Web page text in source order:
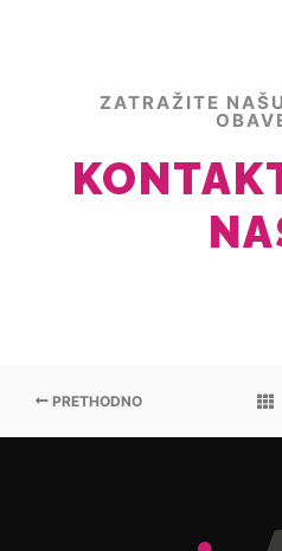
ZATRAŽITE
PRETHODNO